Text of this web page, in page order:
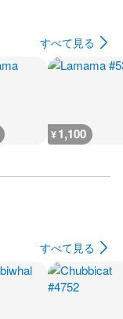
すべて見る
¥1,100
すべて見る